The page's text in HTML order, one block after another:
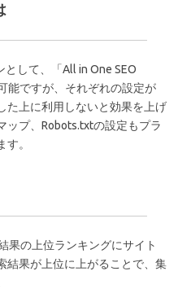
して、「All in One SEO
能ですが、それぞれの設定が
た上に利用しないと効果を上げ
ップ、Robots.txtの設定もプラ
。
果の上位ランキングにサイト
結果が上位に上がることで、集